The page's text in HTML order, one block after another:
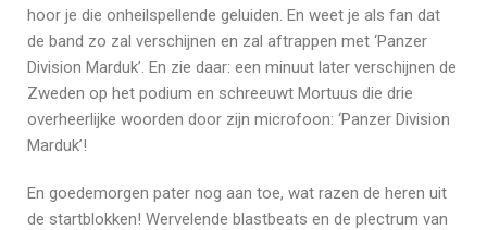
hoor je die onheilspellende geluiden. En weet je als fan dat
de band zo zal verschijnen en zal aftrappen met ‘Panzer
Division Marduk’. En zie daar: een minuut later verschijnen de
Zweden op het podium en schreeuwt Mortuus die drie
overheerlijke woorden door zijn microfoon: ‘Panzer Division
Marduk’!
En goedemorgen pater nog aan toe, wat razen de heren uit
de startblokken! Wervelende blastbeats en de plectrum van